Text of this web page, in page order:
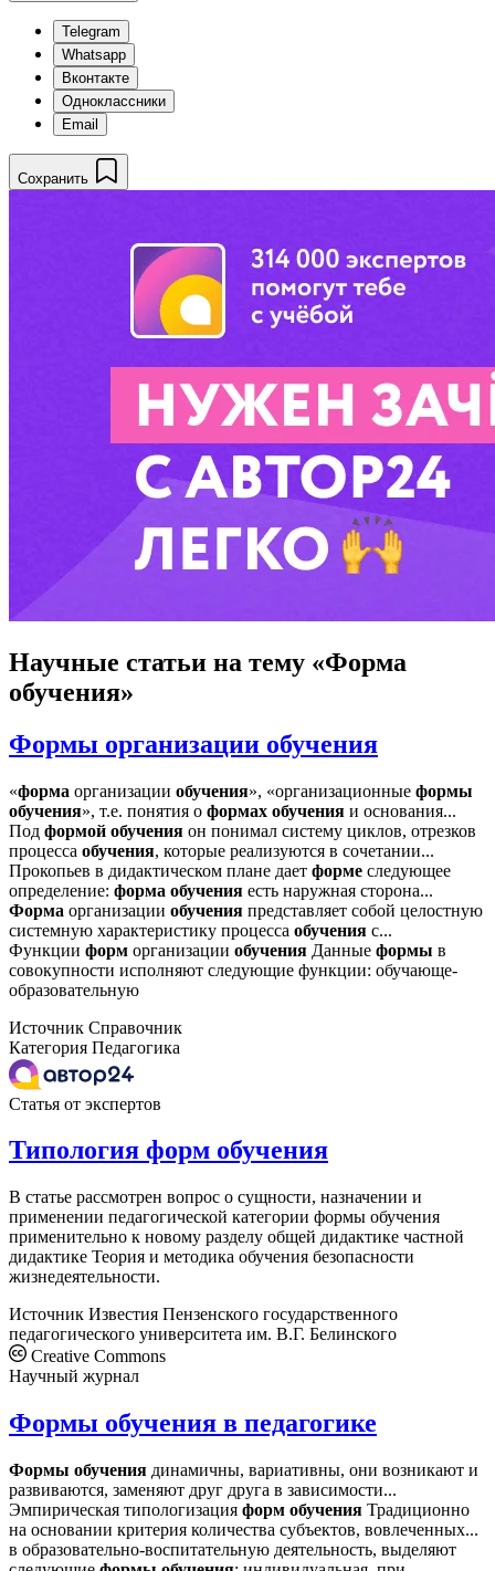
Telegram
Whatsapp
Вконтакте
Одноклассники
Email
Сохранить
Научные статьи на тему «Форма
обучения»
Формы организации обучения
«форма организации обучения», «организационные формы
обучения», т.е. понятия о формах обучения и основания...
Под формой обучения он понимал систему циклов, отрезков
процесса обучения, которые реализуются в сочетании...
Прокопьев в дидактическом плане дает форме следующее
определение: форма обучения есть наружная сторона...
Форма организации обучения представляет собой целостную
системную характеристику процесса обучения с...
Функции форм организации обучения Данные формы в
совокупности исполняют следующие функции: обучающе-
образовательную
Источник Справочник
Категория Педагогика
Статья от экспертов
Типология форм обучения
В статье рассмотрен вопрос о сущности, назначении и
применении педагогической категории формы обучения
применительно к новому разделу общей дидактике частной
дидактике Теория и методика обучения безопасности
жизнедеятельности.
Источник Известия Пензенского государственного
педагогического университета им. В.Г. Белинского
Creative Commons
Научный журнал
Формы обучения в педагогике
Формы обучения динамичны, вариативны, они возникают и
развиваются, заменяют друг друга в зависимости...
Эмпирическая типологизация форм обучения Традиционно
на основании критерия количества субъектов, вовлеченных...
в образовательно-воспитательную деятельность, выделяют